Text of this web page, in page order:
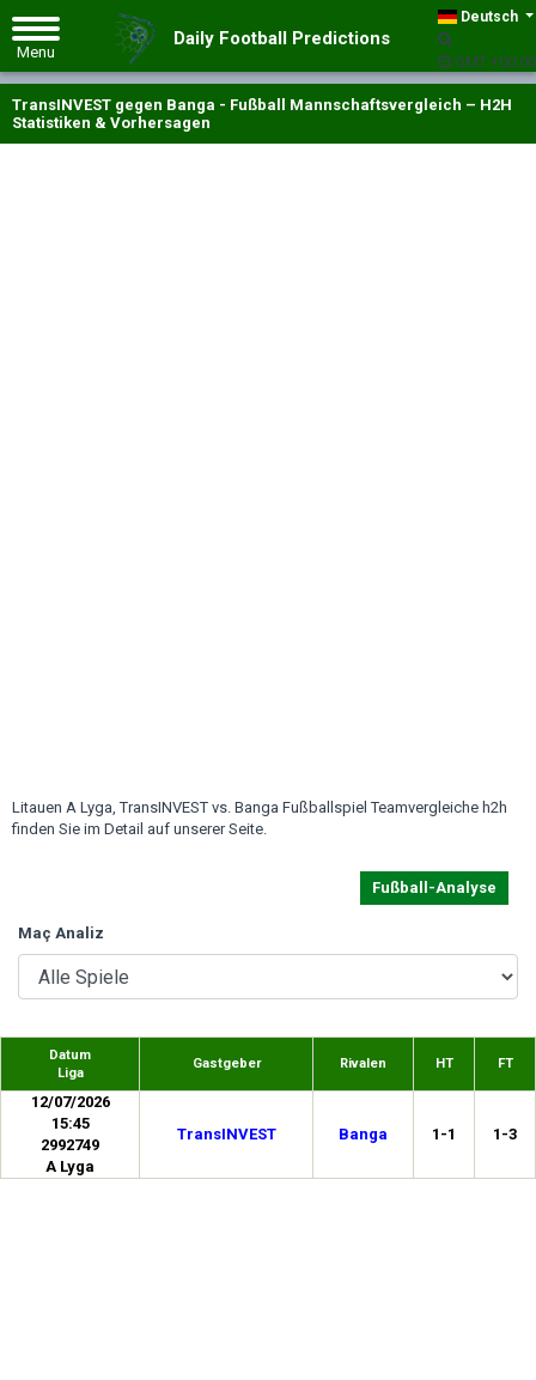
Deutsch
GMT +00:00
Daily Football Predictions
TransINVEST gegen Banga - Fußball Mannschaftsvergleich – H2H
Statistiken & Vorhersagen
Litauen A Lyga, TransINVEST vs. Banga Fußballspiel Teamvergleiche h2h
finden Sie im Detail auf unserer Seite.
Fußball-Analyse
Maç Analiz
Datum
Liga
Gastgeber Rivalen HT FT
12/07/2026
15:45
2992749
A Lyga
TransINVEST Banga 1-1 1-3